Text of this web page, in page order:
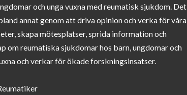
och unga vuxna med reumatisk sjukdom. Det
annat genom att driva opinion och verka för våra
skapa mötesplatser, sprida information och
om reumatiska sjukdomar hos barn, ungdomar och
och verkar för ökade forskningsinsatser.